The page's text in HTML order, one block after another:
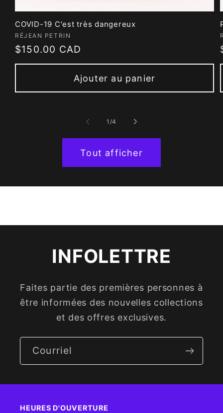
COVID-19 C'est très dangereux
Fournisseur :
RÉJEAN PETRIN
Prix
habituel
$150.00 CAD
Ajouter au panier
1 /de
4
Tout afficher
INFOLETTRE
Faites partie des premières personnes à
être informées des nouvelles collections
et des offres exclusives.
Courriel
HEURES D'OUVERTURE​